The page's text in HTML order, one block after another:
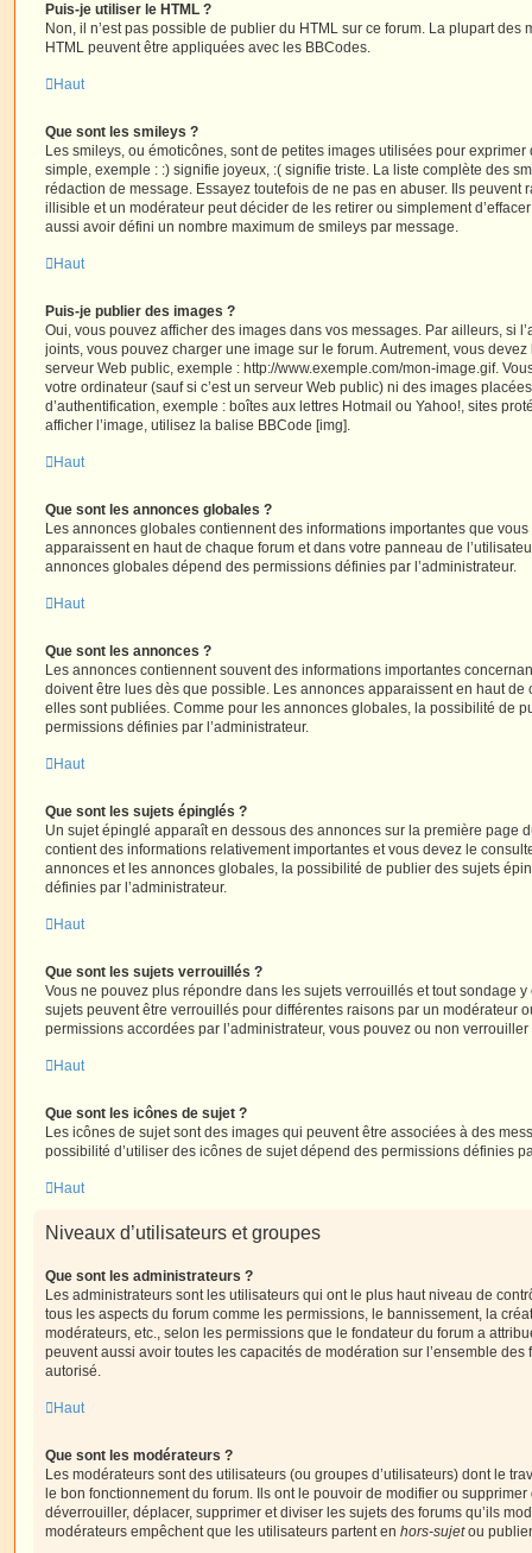
Puis-je utiliser le HTML ?
Non, il n’est pas possible de publier du HTML sur ce forum. La plupart des
HTML peuvent être appliquées avec les BBCodes.
Haut
Que sont les smileys ?
Les smileys, ou émoticônes, sont de petites images utilisées pour
simple, exemple : :) signifie joyeux, :( signifie triste. La liste complète des
rédaction de message. Essayez toutefois de ne pas en abuser. Ils peuvent
illisible et un modérateur peut décider de les retirer ou simplement
aussi avoir défini un nombre maximum de smileys par message.
Haut
Puis-je publier des images ?
Oui, vous pouvez afficher des images dans vos messages. Par ailleurs, si
joints, vous pouvez charger une image sur le forum. Autrement, vous
serveur Web public, exemple : http://www.exemple.com/mon-image.gif.
votre ordinateur (sauf si c’est un serveur Web public) ni des images
d’authentification, exemple : boîtes aux lettres Hotmail ou Yahoo!, sites
afficher l’image, utilisez la balise BBCode [img].
Haut
Que sont les annonces globales ?
Les annonces globales contiennent des informations importantes que
apparaissent en haut de chaque forum et dans votre panneau de
annonces globales dépend des permissions définies par l’administrateur.
Haut
Que sont les annonces ?
Les annonces contiennent souvent des informations importantes
doivent être lues dès que possible. Les annonces apparaissent en haut
elles sont publiées. Comme pour les annonces globales, la possibilité de
permissions définies par l’administrateur.
Haut
Que sont les sujets épinglés ?
Un sujet épinglé apparaît en dessous des annonces sur la première page
contient des informations relativement importantes et vous devez le
annonces et les annonces globales, la possibilité de publier des sujets
définies par l’administrateur.
Haut
Que sont les sujets verrouillés ?
Vous ne pouvez plus répondre dans les sujets verrouillés et tout sondage
sujets peuvent être verrouillés pour différentes raisons par un modérateur
permissions accordées par l’administrateur, vous pouvez ou non
Haut
Que sont les icônes de sujet ?
Les icônes de sujet sont des images qui peuvent être associées à des
possibilité d’utiliser des icônes de sujet dépend des permissions définies
Haut
Niveaux d’utilisateurs et groupes
Que sont les administrateurs ?
Les administrateurs sont les utilisateurs qui ont le plus haut niveau de
tous les aspects du forum comme les permissions, le bannissement, la
modérateurs, etc., selon les permissions que le fondateur du forum a
peuvent aussi avoir toutes les capacités de modération sur l’ensemble
autorisé.
Haut
Que sont les modérateurs ?
Les modérateurs sont des utilisateurs (ou groupes d’utilisateurs) dont le
le bon fonctionnement du forum. Ils ont le pouvoir de modifier ou
déverrouiller, déplacer, supprimer et diviser les sujets des forums qu’ils
modérateurs empêchent que les utilisateurs partent en hors-sujetou